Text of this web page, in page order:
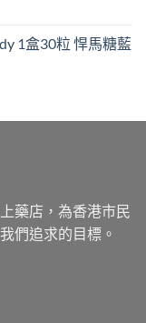
1盒30粒 悍馬糖藍
藥店，為香港市民
們追求的目標。